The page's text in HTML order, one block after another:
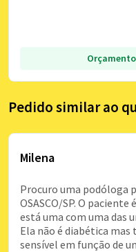
Pedido similar ao
Milena
Procuro uma podóloga
OSASCO/SP. O paciente
está uma com uma das
Ela não é diabética mas
sensível em função de